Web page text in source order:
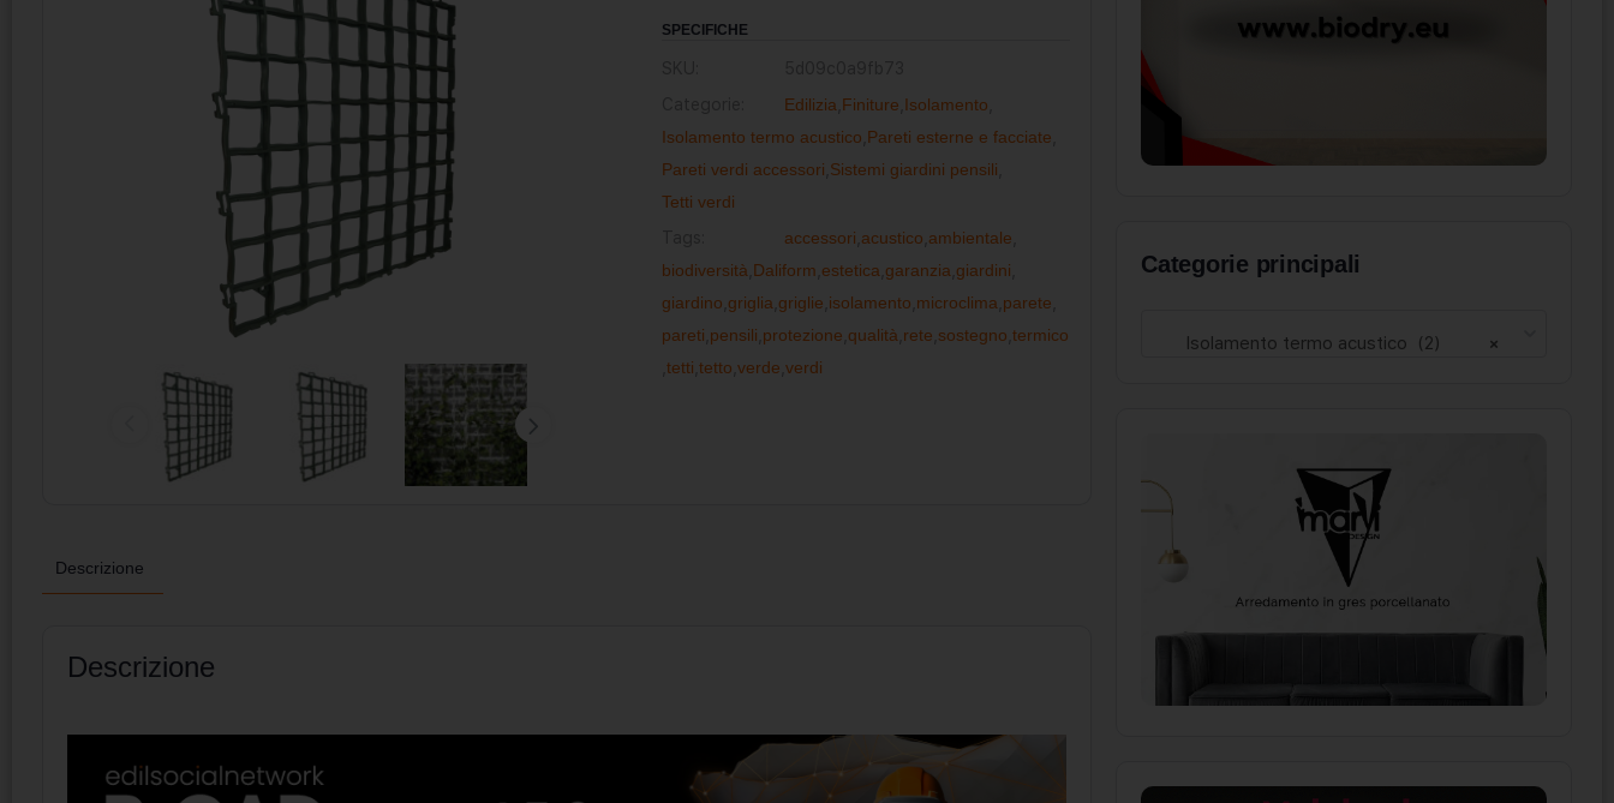
SPECIFICHE
Edilizia Finiture Isolamento
Isolamento termo acustico Pareti esterne e facciate
Pareti verdi accessori Sistemi giardini pensili
Tetti verdi
accessori acustico ambientale
biodiversità Daliform estetica garanzia giardini
giardino griglia griglie isolamento microclima parete
pareti pensili protezione qualità rete sostegno termico
tetti tetto verde verdi
Descrizione
Descrizione
Categorie principali
×
Isolamento termo acustico (2)